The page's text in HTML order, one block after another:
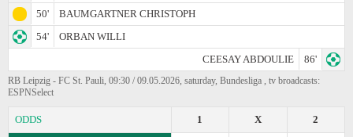
50'
BAUMGARTNER CHRISTOPH
54'
ORBAN WILLI
CEESAY ABDOULIE
86'
RB Leipzig - FC St. Pauli, 09:30 / 09.05.2026, saturday, Bundesliga , tv broadcasts:
ESPNSelect
ODDS 2
X
1